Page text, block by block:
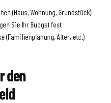
(Haus, Wohnung, Grundstück)
Sie Ihr Budget fest
(Familienplanung, Alter, etc.)
den